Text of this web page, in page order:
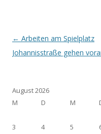
Post navigation
← Arbeiten am Spielplatz
Johannisstraße gehen
August 2026
M
D M
3
4 5